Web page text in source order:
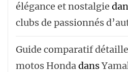
élégance et nostalgie
clubs de passionnés
Guide comparatif
motos Hondadans